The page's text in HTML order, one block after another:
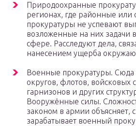
Природоохранные
регионах, где районные или
прокуратуры не успевают
возложенные на них задачи
сфере. Расследуют дела,
нанесением ущерба
Военные прокуратуры. Сюда
округов, флотов, войсковых
гарнизонов и других
Вооружённые силы.
законом в армии объясняет,
зарабатывает военный